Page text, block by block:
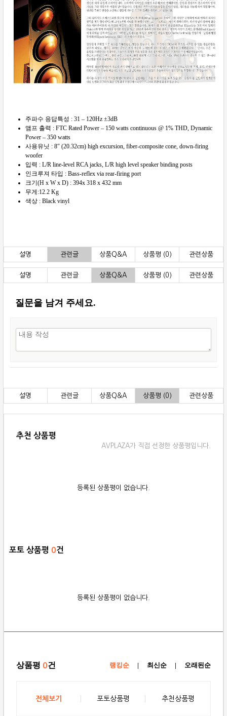
주파수 응답특성 : 31 – 120Hz ±3dB
앰프 출력 : FTC Rated Power – 150 watts continuous @ 1% THD, Dynamic
Power – 350 watts
사용유닛 : 8″ (20.32cm) high excursion, fiber-composite cone, down-firing
woofer
입력 : L/R line-level RCA jacks, L/R high level speaker binding posts
인크루져 타입 : Bass-reflex via rear-firing port
크기(H x W x D) : 394x 318 x 432 mm
무게:12.2 Kg
색상 : Black vinyl
설명 관련글 상품Q&A 상품평 (0) 관련상품
설명 관련글 상품Q&A 상품평 (0) 관련상품
질문을 남겨 주세요.
설명 관련글 상품Q&A 상품평 (0) 관련상품
추천 상품평
AVPLAZA가 직접 선정한 상품평입니다.
등록된 상품평이 없습니다.
포토 상품평 0건
등록된 상품평이 없습니다.
상품평 0건 랭킹순 | 최신순 | 오래된순
전체보기 포토상품평 추천상품평